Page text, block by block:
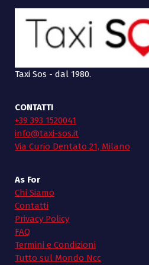
Taxi Sos - dal 1980.
CONTATTI
+39 393 1520041
info@taxi-sos.it
Via Curio Dentato 21, Milano
As For
Chi Siamo
Contatti
Privacy Policy
FAQ
Termini e Condizioni
Tutto sul Mondo Ncc